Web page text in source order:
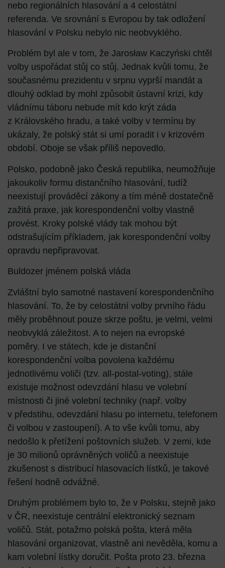
nebo regionálních hlasování a 4 celostátní
referenda. Ve srovnání s Evropou by tak odložení
hlasování v Polsku nebylo nic neobvyklého.
Problém byl ale v tom, že Jarosław Kaczyński chtěl
volby uspořádat stůj co stůj. Jednak kvůli tomu, že
současnému prezidentu v srpnu vyprší mandát a
dlouhý odklad by mohl způsobit ústavní krizi, kdy
vládnímu táboru nebude mít kdo krýt záda
z Královského hradu, a také volby v termínu by
ukázaly, že polský stát si umí poradit i v krizovém
období. Oboje se však příliš nepovedlo.
Polsko, podobně jako Česká republika, neumožňuje
jakoukoliv formu distančního hlasování, tudíž
neexistují prováděcí zákony a tím méně dostatečně
zažitá praxe, jak korespondenční volby vlastně
provést. Kroky polské vlády tak mohou být
odstrašujícím příkladem, jak korespondenční volby
opravdu nepřipravovat.
Buldozer jménem polská vláda
Zvláštní bylo samotné nastavení korespondenčního
hlasování. To, že by celostátní volby prvního řádu
měly proběhnout pouze skrze poštu, je velmi, velmi
neobvyklá záležitost. A to nejen na evropské
poměry. I ve státech, kde je distanční
korespondenční volba povolena každému
jednotlivému voliči (tzv. all-postal-voting), stále
existuje možnost odevzdání hlasu ve volební
místnosti či jiné volební techniky (např. volby
v předstihu, odevzdání hlasu po internetu, telefonem
či volbou v zastoupení). A to vše kvůli tomu, aby
nedošlo k přetížení poštovních služeb. V zemi, kde
je 30 milionů oprávněných voličů a neexistuje
zkušenost s distribucí hlasovacích lístků, je takové
řešení hodně odvážné.
Druhým problémem bylo to, že v Polsku, stejně jako
v ČR, neexistuje centrální elektronický seznam
voličů. Stát, potažmo polská pošta, která měla
hlasování organizovat, vlastně ani nevěděla, komu a
kam volební lístky doručit. Pošta proto 23. března